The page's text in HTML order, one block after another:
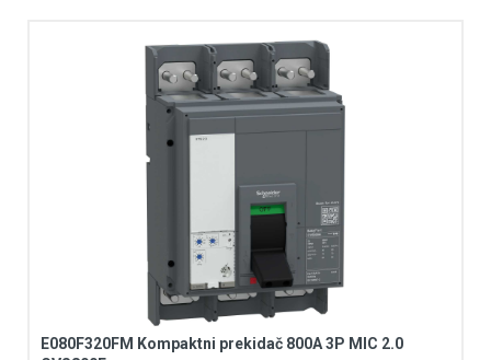
E080F320FM Kompaktni prekidač 800A 3P MIC 2.0